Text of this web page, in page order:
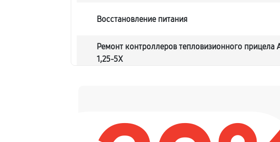
Восстановление питания
Ремонт контроллеров тепловизионного прицела
1,25-5X